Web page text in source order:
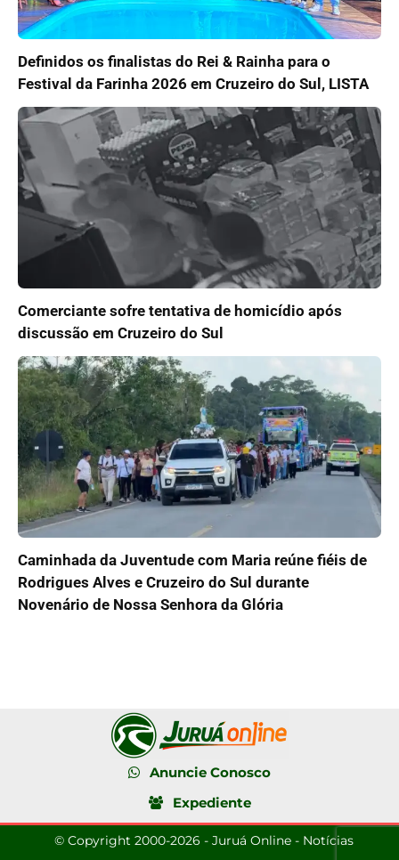
Definidos os finalistas do Rei & Rainha para o
Festival da Farinha 2026 em Cruzeiro do Sul, LISTA
Comerciante sofre tentativa de homicídio após
discussão em Cruzeiro do Sul
Caminhada da Juventude com Maria reúne fiéis de
Rodrigues Alves e Cruzeiro do Sul durante
Novenário de Nossa Senhora da Glória
Anuncie Conosco
Expediente
© Copyright 2000-2026 - Juruá Online - Notícias